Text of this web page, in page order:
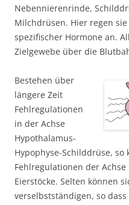
Nebennierenrinde,
Milchdrüsen. Hier regen
spezifischer Hormone an.
Zielgewebe über die
Bestehen über
längere Zeit
Fehlregulationen
in der Achse
Hypothalamus-
Hypophyse-Schilddrüse, so
Fehlregulationen der
Eierstöcke. Selten können
verselbstständigen, so